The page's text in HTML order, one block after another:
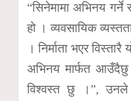
“सिनेमामा अभिनय
हो । व्यवसायिक
। निर्माता भएर
अभिनय मार्फत आउँदैछु
विश्वस्त छु ।”,